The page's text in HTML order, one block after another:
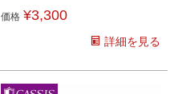
価格 ¥3,300
詳細を見る